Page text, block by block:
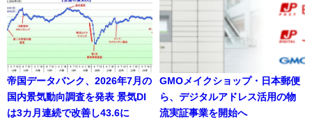
帝国データバンク、2026年7月の
国内景気動向調査を発表 景気DI
は3カ月連続で改善し43.6に
GMOメイクショップ・日本郵便
ら、デジタルアドレス活用の物
流実証事業を開始へ